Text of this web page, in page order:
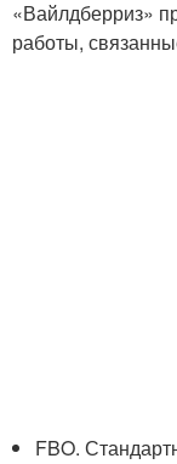
«Вайлдберриз»
работы,
FBO.